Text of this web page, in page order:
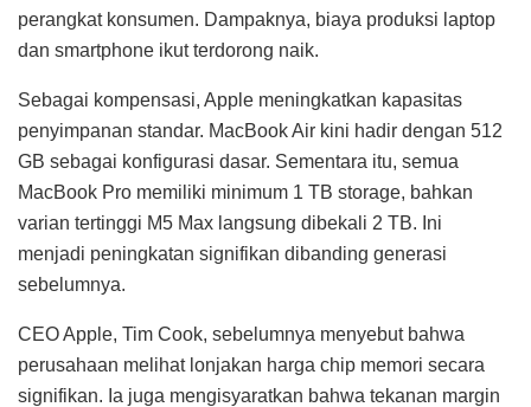
perangkat konsumen. Dampaknya, biaya produksi laptop
dan smartphone ikut terdorong naik.
Sebagai kompensasi, Apple meningkatkan kapasitas
penyimpanan standar. MacBook Air kini hadir dengan 512
GB sebagai konfigurasi dasar. Sementara itu, semua
MacBook Pro memiliki minimum 1 TB storage, bahkan
varian tertinggi M5 Max langsung dibekali 2 TB. Ini
menjadi peningkatan signifikan dibanding generasi
sebelumnya.
CEO Apple, Tim Cook, sebelumnya menyebut bahwa
perusahaan melihat lonjakan harga chip memori secara
signifikan. Ia juga mengisyaratkan bahwa tekanan margin